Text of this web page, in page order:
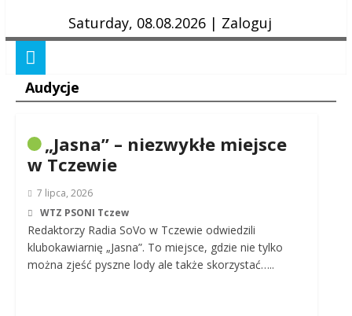
Saturday, 08.08.2026 | Zaloguj
Audycje
„Jasna” – niezwykłe miejsce
w Tczewie
7 lipca, 2026
WTZ PSONI Tczew
Redaktorzy Radia SoVo w Tczewie odwiedzili
klubokawiarnię „Jasna”. To miejsce, gdzie nie tylko
można zjeść pyszne lody ale także skorzystać…..